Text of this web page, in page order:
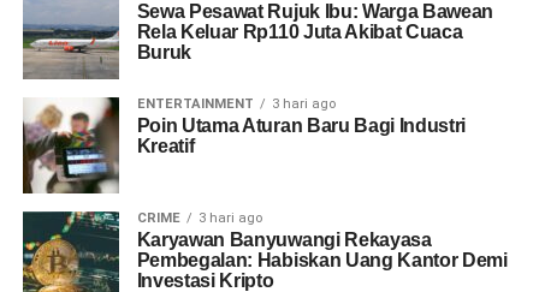
Sewa Pesawat Rujuk Ibu: Warga Bawean
Rela Keluar Rp110 Juta Akibat Cuaca
Buruk
ENTERTAINMENT 3 hari ago
Poin Utama Aturan Baru Bagi Industri
Kreatif
CRIME 3 hari ago
Karyawan Banyuwangi Rekayasa
Pembegalan: Habiskan Uang Kantor Demi
Investasi Kripto